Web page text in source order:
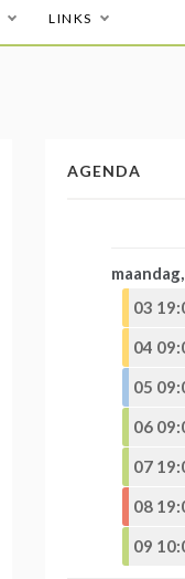
LINKS
AGENDA
03
04
05
06
07
08
09